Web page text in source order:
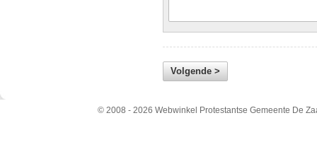
© 2008 - 2026 Webwinkel Protestantse Gemeente De